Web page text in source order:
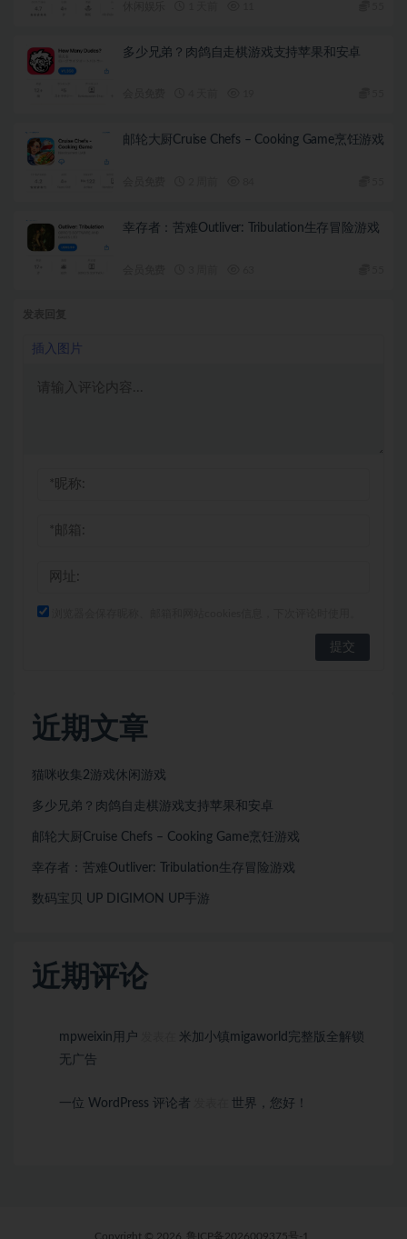
多少兄弟？肉鸽自走棋游戏支持苹果和安卓
邮轮大厨Cruise Chefs – Cooking Game烹饪游戏
幸存者：苦难Outliver: Tribulation生存冒险游戏
插入图片
近期文章
猫咪收集2游戏休闲游戏
多少兄弟？肉鸽自走棋游戏支持苹果和安卓
邮轮大厨Cruise Chefs – Cooking Game烹饪游戏
幸存者：苦难Outliver: Tribulation生存冒险游戏
数码宝贝 UP DIGIMON UP手游
近期评论
mpweixin用户
米加小镇migaworld完整版全解锁
无广告
一位 WordPress 评论者 世界，您好！
Copyright © 2026 鲁ICP备2026009375号-1